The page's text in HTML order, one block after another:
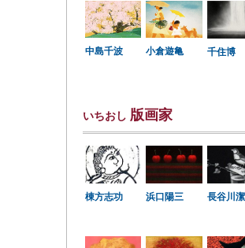
中島千波 小倉遊亀 千住博
いちおし 版画家
棟方志功 浜口陽三 長谷川潔